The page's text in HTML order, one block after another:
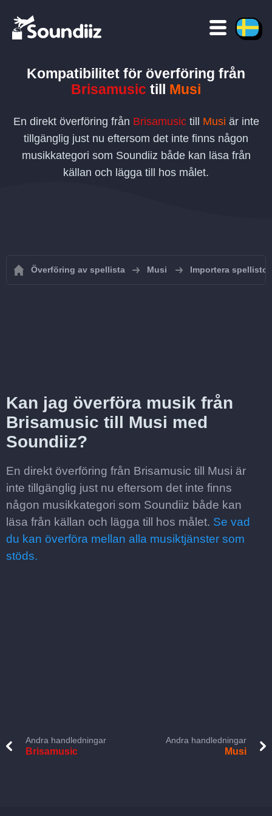
Kompatibilitet för överföring från
Brisamusic till Musi
En direkt överföring från Brisamusictill Musi är inte
tillgänglig just nu eftersom det inte finns någon
musikkategori som Soundiiz både kan läsa från
källan och lägga till hos målet.
Överföring av spellista Musi Importera
Kan jag överföra musik från
Brisamusic till Musi med
Soundiiz?
En direkt överföring från Brisamusic till Musi är
inte tillgänglig just nu eftersom det inte finns
någon musikkategori som Soundiiz både kan
läsa från källan och lägga till hos målet. Se vad
du kan överföra mellan alla musiktjänster som
stöds.
Andra handledningar
Brisamusic
Andra handledningar
Musi